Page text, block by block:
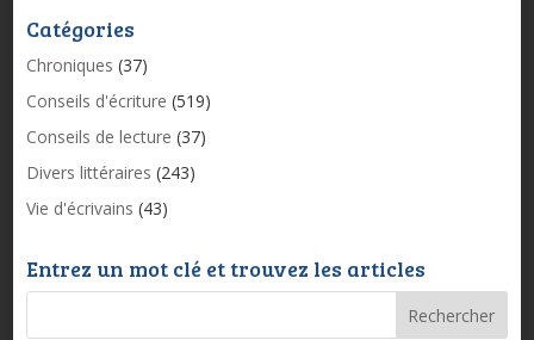
Catégories
Chroniques (37)
Conseils d'écriture (519)
Conseils de lecture (37)
Divers littéraires (243)
Vie d'écrivains (43)
Entrez un mot clé et trouvez les articles